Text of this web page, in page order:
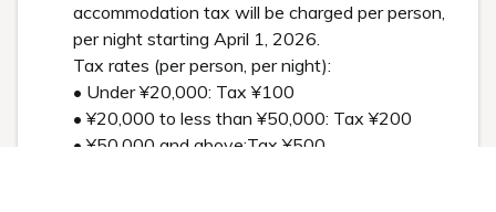
accommodation tax will be charged per person,
per night starting April 1, 2026.
Tax rates (per person, per night):
• Under ¥20,000: Tax ¥100
• ¥20,000 to less than ¥50,000: Tax ¥200
• ¥50,000 and above:Tax ¥500